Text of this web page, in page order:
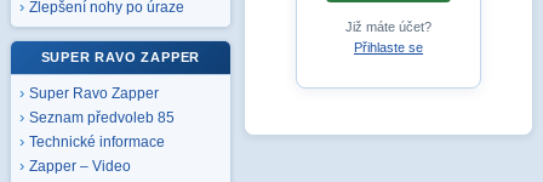
Zlepšení nohy po úraze
SUPER RAVO ZAPPER
Super Ravo Zapper
Seznam předvoleb 85
Technické informace
Zapper – Video
Již máte účet?
Přihlaste se